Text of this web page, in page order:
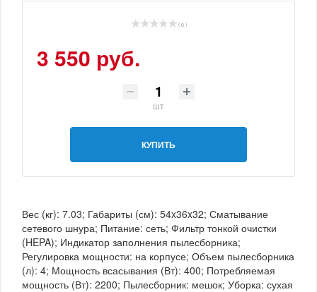
( 0 )
3 550 руб.
шт
КУПИТЬ
Вес (кг): 7.03; Габариты (см): 54x36x32; Сматывание
сетевого шнура; Питание: сеть; Фильтр тонкой очистки
(HEPA); Индикатор заполнения пылесборника;
Регулировка мощности: на корпусе; Объем пылесборника
(л): 4; Мощность всасывания (Вт): 400; Потребляемая
мощность (Вт): 2200; Пылесборник: мешок; Уборка: сухая